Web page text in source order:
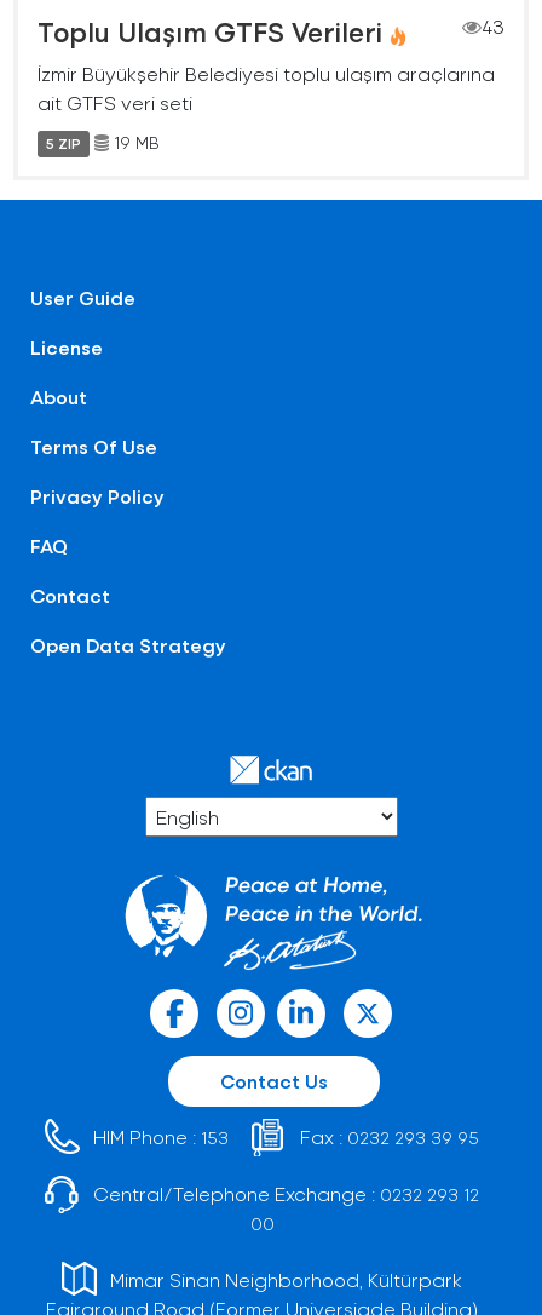
Toplu Ulaşım GTFS Verileri
43
İzmir Büyükşehir Belediyesi toplu ulaşım araçlarına
ait GTFS veri seti
5 ZIP 19 MB
User Guide
License
About
Terms Of Use
Privacy Policy
FAQ
Contact
Open Data Strategy
Contact Us
HIM Phone : 153 Fax : 0232 293 39 95
Central/Telephone Exchange : 0232 293 12
00
Mimar Sinan Neighborhood, Kültürpark
Fairground Road (Former Universiade Building)